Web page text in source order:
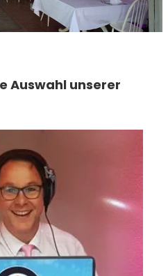
Auswahl unserer